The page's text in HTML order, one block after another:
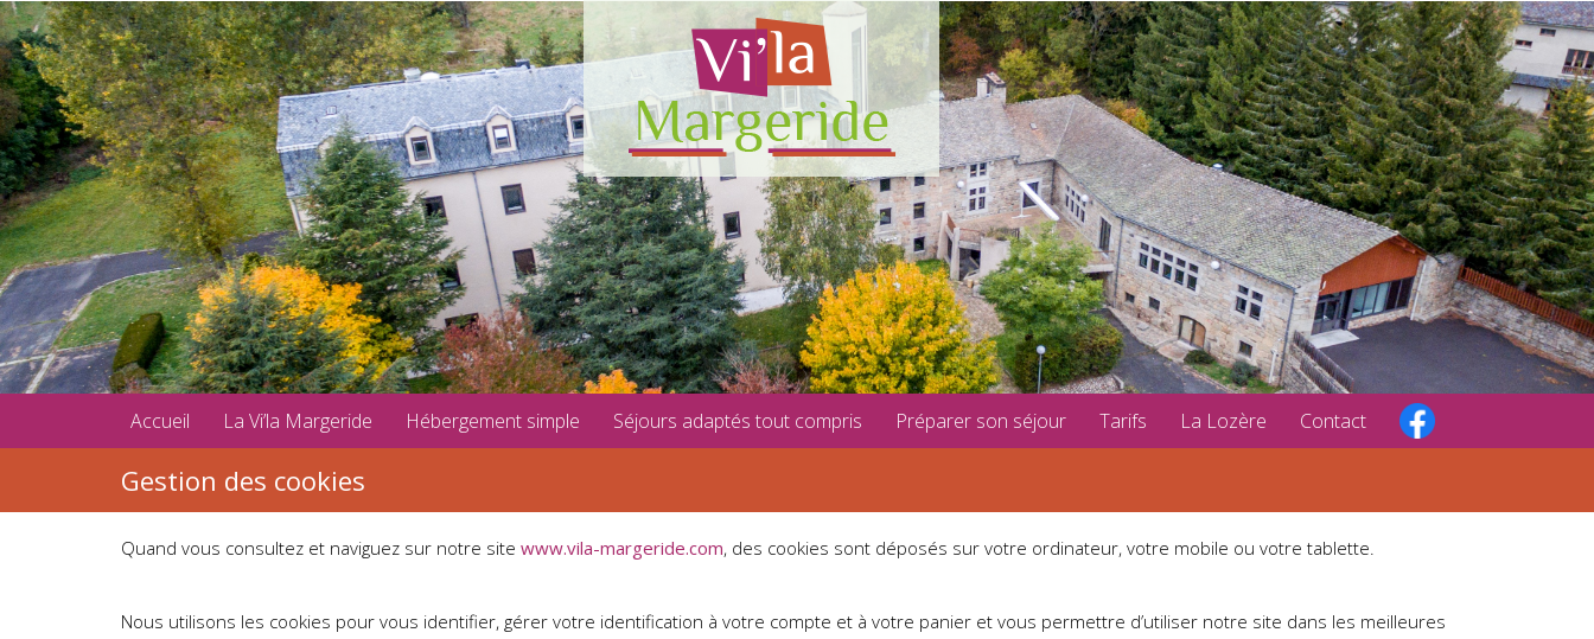
Accueil La Vi’la Margeride Hébergement simple Séjours adaptés tout compris Préparer son séjour Tarifs La Lozère Contact
Gestion des cookies
Quand vous consultez et naviguez sur notre site www.vila-margeride.com, des cookies sont déposés sur votre ordinateur, votre mobile ou votre tablette.
Nous utilisons les cookies pour vous identifier, gérer votre identification à votre compte et à votre panier et vous permettre d’utiliser notre site dans les meilleures